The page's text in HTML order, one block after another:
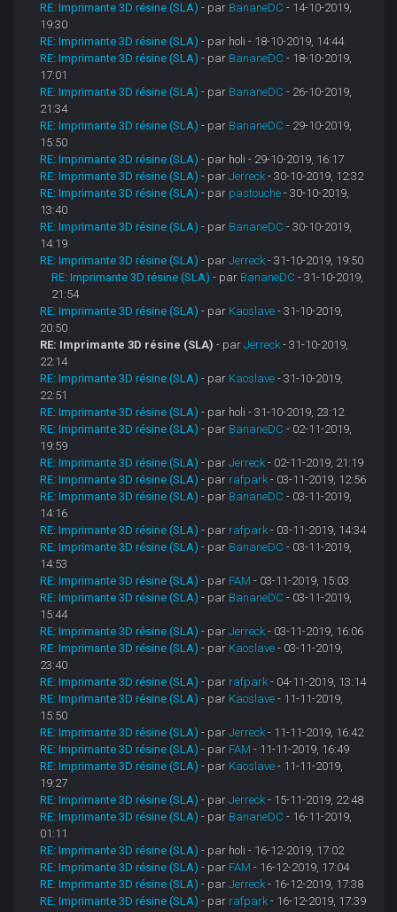
RE: Imprimante 3D résine (SLA) - par BananeDC - 14-10-2019,
19:30
RE: Imprimante 3D résine (SLA) - par holi - 18-10-2019, 14:44
RE: Imprimante 3D résine (SLA) - par BananeDC - 18-10-2019,
17:01
RE: Imprimante 3D résine (SLA) - par BananeDC - 26-10-2019,
21:34
RE: Imprimante 3D résine (SLA) - par BananeDC - 29-10-2019,
15:50
RE: Imprimante 3D résine (SLA) - par holi - 29-10-2019, 16:17
RE: Imprimante 3D résine (SLA) - parJerreck - 30-10-2019, 12:32
RE: Imprimante 3D résine (SLA) - par pastouche - 30-10-2019,
13:40
RE: Imprimante 3D résine (SLA) - par BananeDC - 30-10-2019,
14:19
RE: Imprimante 3D résine (SLA) - parJerreck - 31-10-2019, 19:50
RE: Imprimante 3D résine (SLA) - par BananeDC - 31-10-2019,
21:54
RE: Imprimante 3D résine (SLA) - par Kaoslave - 31-10-2019,
20:50
RE: Imprimante 3D résine (SLA) - parJerreck - 31-10-2019,
22:14
RE: Imprimante 3D résine (SLA) - par Kaoslave - 31-10-2019,
22:51
RE: Imprimante 3D résine (SLA) - par holi - 31-10-2019, 23:12
RE: Imprimante 3D résine (SLA) - par BananeDC - 02-11-2019,
19:59
RE: Imprimante 3D résine (SLA) - parJerreck - 02-11-2019, 21:19
RE: Imprimante 3D résine (SLA) - par rafpark - 03-11-2019, 12:56
RE: Imprimante 3D résine (SLA) - par BananeDC - 03-11-2019,
14:16
RE: Imprimante 3D résine (SLA) - par rafpark - 03-11-2019, 14:34
RE: Imprimante 3D résine (SLA) - par BananeDC - 03-11-2019,
14:53
RE: Imprimante 3D résine (SLA) - par FAM - 03-11-2019, 15:03
RE: Imprimante 3D résine (SLA) - par BananeDC - 03-11-2019,
15:44
RE: Imprimante 3D résine (SLA) - parJerreck - 03-11-2019, 16:06
RE: Imprimante 3D résine (SLA) - par Kaoslave - 03-11-2019,
23:40
RE: Imprimante 3D résine (SLA) - par rafpark - 04-11-2019, 13:14
RE: Imprimante 3D résine (SLA) - par Kaoslave - 11-11-2019,
15:50
RE: Imprimante 3D résine (SLA) - parJerreck - 11-11-2019, 16:42
RE: Imprimante 3D résine (SLA) - par FAM - 11-11-2019, 16:49
RE: Imprimante 3D résine (SLA) - par Kaoslave - 11-11-2019,
19:27
RE: Imprimante 3D résine (SLA) - parJerreck - 15-11-2019, 22:48
RE: Imprimante 3D résine (SLA) - par BananeDC - 16-11-2019,
01:11
RE: Imprimante 3D résine (SLA) - par holi - 16-12-2019, 17:02
RE: Imprimante 3D résine (SLA) - par FAM - 16-12-2019, 17:04
RE: Imprimante 3D résine (SLA) - parJerreck - 16-12-2019, 17:38
RE: Imprimante 3D résine (SLA) - par rafpark - 16-12-2019, 17:39